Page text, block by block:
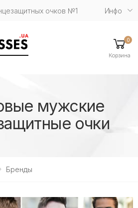
очков №1 Инфо
menu
0
Корзина
мужские
очки
Бренды